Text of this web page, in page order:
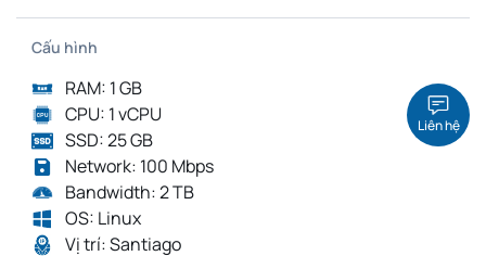
Cấu hình
RAM: 1 GB
CPU: 1 vCPU
SSD: 25 GB
Network: 100 Mbps
Bandwidth: 2 TB
OS: Linux
Vị trí: Santiago
Liên hệ